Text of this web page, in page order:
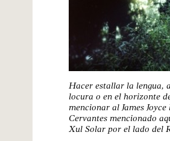
Hacer estallar la lengua,
locura o en el horizonte
mencionar al James
Cervantes mencionado
Xul Solar por el lado del